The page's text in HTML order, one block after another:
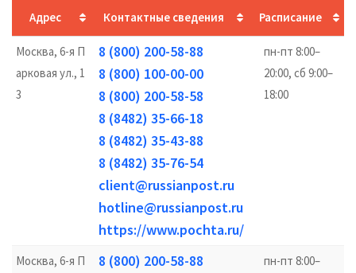
Адрес Контактные сведения Расписание
Москва, 6-я П
арковая ул., 1
3
8 (800) 200-58-88
8 (800) 100-00-00
8 (800) 200-58-58
8 (8482) 35-66-18
8 (8482) 35-43-88
8 (8482) 35-76-54
client@russianpost.ru
hotline@russianpost.ru
https://www.pochta.ru/
пн-пт 8:00–
20:00, сб 9:00–
18:00
Москва, 6-я П
8 (800) 200-58-88
пн-пт 8:00–